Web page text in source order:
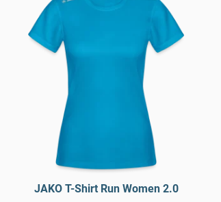
JAKO T-Shirt Run Women 2.0